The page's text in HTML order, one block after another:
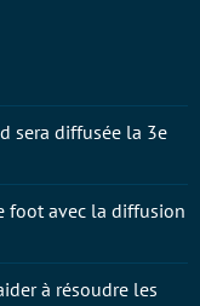
sera diffusée la 3e
foot avec la diffusion
à résoudre les